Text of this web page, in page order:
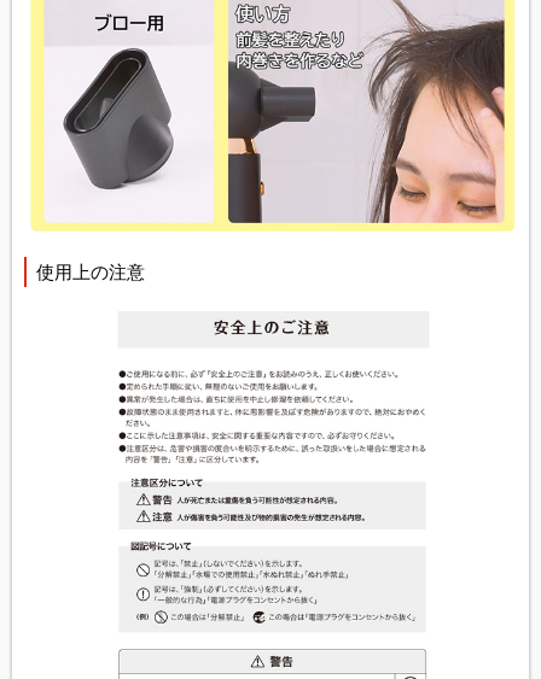
使用上の注意